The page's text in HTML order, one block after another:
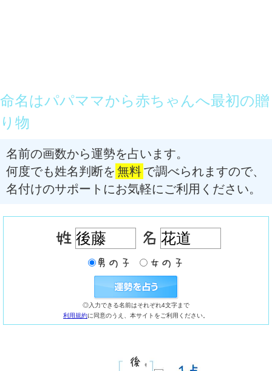
命名はパパママから赤ちゃんへ最初の贈
り物
名前の画数から運勢を占います。
何度でも姓名判断を 無料で調べられますので、
名付けのサポートにお気軽にご利用ください。
◎入力できる名前はそれぞれ4文字まで
利用規約に同意のうえ、本サイトをご利用ください。